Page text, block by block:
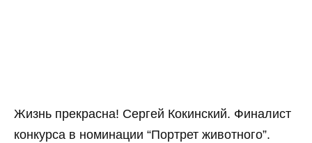
Жизнь прекрасна! Сергей Кокинский. Финалист
конкурса в номинации “Портрет животного”.